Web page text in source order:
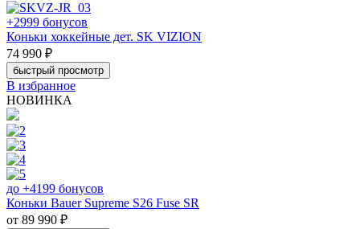
+2999 бонусов
Коньки хоккейные дет. SK VIZION
74 990 ₽
быстрый просмотр
В избранное
НОВИНКА
до +4199 бонусов
Коньки Bauer Supreme S26 Fuse SR
от 89 990 ₽